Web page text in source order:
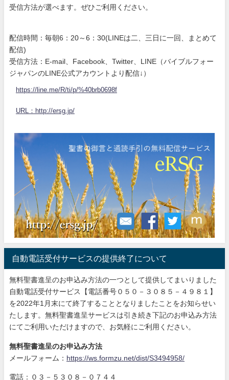
受信方法が選べます。ぜひご利用ください。
配信時間：毎朝6：20～6：30(LINEは二、三日に一回、まとめて
配信)
受信方法：E-mail、Facebook、Twitter、LINE（バイブルフォー
ジャパンのLINE公式アカウントより配信↓）
https://line.me/R/ti/p/%40brb0698f
URL：http://ersg.jp/
自動電話受付サービスの提供終了について
無料聖書進呈のお申込み方法の一つとして提供してまいりました
自動電話受付サービス【電話番号０５０－３０８５－４９８１】
を2022年1月末にて終了することとなりましたことをお知らせい
たします。無料聖書進呈サービスは引き続き下記のお申込み方法
にてご利用いただけますので、お気軽にご利用ください。
無料聖書進呈のお申込み方法
メールフォーム： https://ws.formzu.net/dist/S3494958/
電話：０３－５３０８－０７４４